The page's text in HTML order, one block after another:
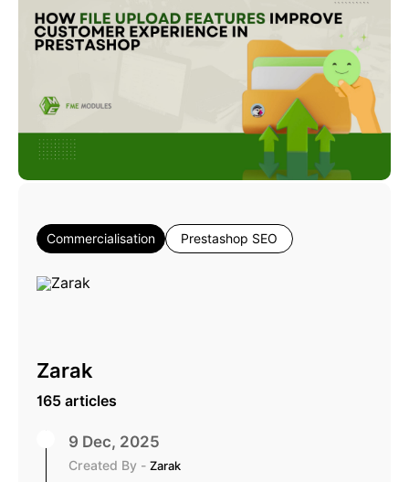
Commercialisation Prestashop SEO
Zarak
165 articles
9 Dec, 2025
Created By - Zarak